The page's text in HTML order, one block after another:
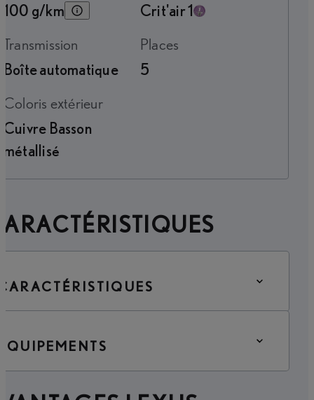
100 g/km
Crit'air 1
Transmission
Boîte automatique
Places
5
Coloris extérieur
Cuivre Basson
métallisé